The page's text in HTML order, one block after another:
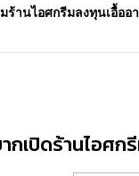
ร้านไอศกรีมลงทุนเอื้อ
กเปิดร้านไอศก